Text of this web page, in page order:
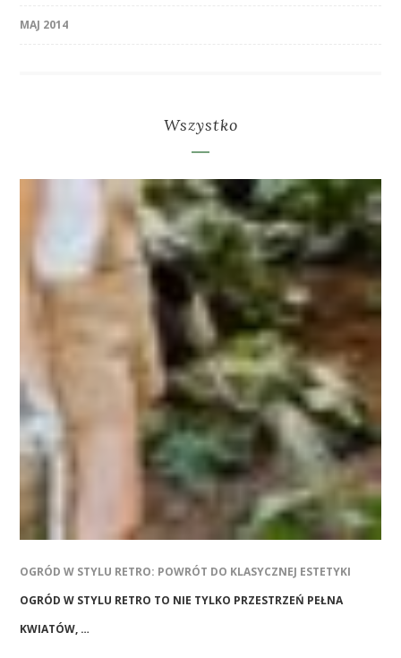
MAJ 2014
Wszystko
OGRÓD W STYLU RETRO: POWRÓT DO KLASYCZNEJ ESTETYKI
OGRÓD W STYLU RETRO TO NIE TYLKO PRZESTRZEŃ PEŁNA
KWIATÓW, …